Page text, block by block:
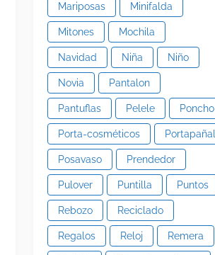
Mariposas Minifalda
Mitones Mochila
Navidad Niña Niño
Novia Pantalon
Pantuflas Pelele Poncho
Porta-cosméticos Portapañal
Posavaso Prendedor
Pulover Puntilla Puntos
Rebozo Reciclado
Regalos Reloj Remera